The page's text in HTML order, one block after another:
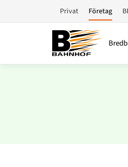
Privat Företag